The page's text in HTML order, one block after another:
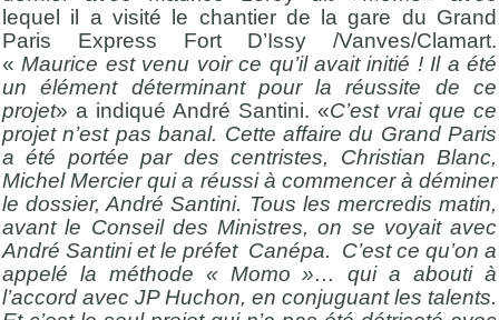
lequel il a visité le chantier de la gare du Grand
Paris Express Fort D’Issy /Vanves/Clamart.
« Maurice est venu voir ce qu’il avait initié ! Il a été
un élément déterminant pour la réussite de ce
projet» a indiqué André Santini. «C’est vrai que ce
projet n’est pas banal. Cette affaire du Grand Paris
a été portée par des centristes, Christian Blanc,
Michel Mercier qui a réussi à commencer à déminer
le dossier, André Santini. Tous les mercredis matin,
avant le Conseil des Ministres, on se voyait avec
André Santini et le préfet Canépa. C’est ce qu’on a
appelé la méthode « Momo »… qui a abouti à
l’accord avec JP Huchon, en conjuguant les talents.